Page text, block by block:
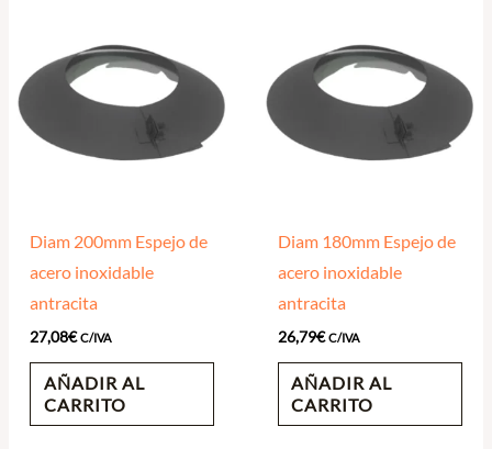
Diam 200mm Espejo de
acero inoxidable
antracita
27,08€ C/IVA
AÑADIR AL
CARRITO
Diam 180mm Espejo de
acero inoxidable
antracita
26,79€ C/IVA
AÑADIR AL
CARRITO